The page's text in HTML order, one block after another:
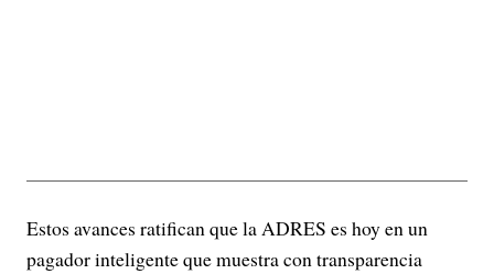
Estos avances ratifican que la ADRES es hoy en un
pagador inteligente que muestra con transparencia